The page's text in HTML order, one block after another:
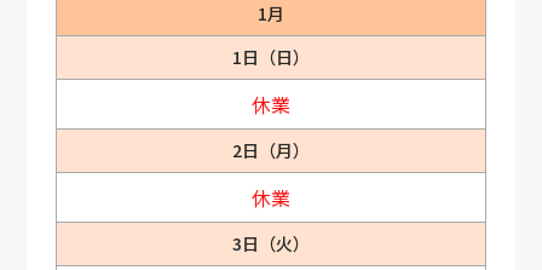
1月
1日（日）
休業
2日（月）
休業
3日（火）